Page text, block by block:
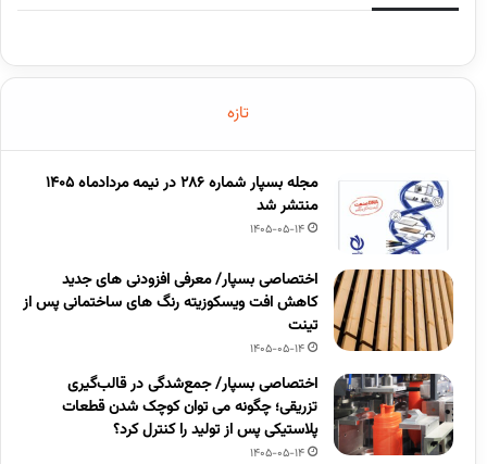
تازه
مجله بسپار شماره 286 در نیمه مردادماه 1405
منتشر شد
1405-05-14
اختصاصی بسپار/ معرفی افزودنی های جدید
کاهش افت ویسکوزیته رنگ های ساختمانی پس از
تینت
1405-05-14
اختصاصی بسپار/ جمع‌شدگی در قالب‌گیری
تزریقی؛ چگونه می توان کوچک شدن قطعات
پلاستیکی پس از تولید را کنترل کرد؟
1405-05-14